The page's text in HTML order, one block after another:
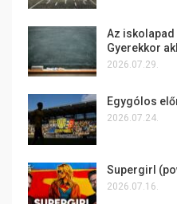
Az iskolapad
Gyerekkor
2026.07.29.
Egygólos
2026.07.24.
Supergirl
2026.07.16.